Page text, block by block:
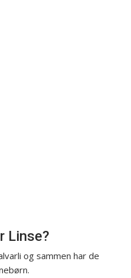
Linse?
og sammen har de